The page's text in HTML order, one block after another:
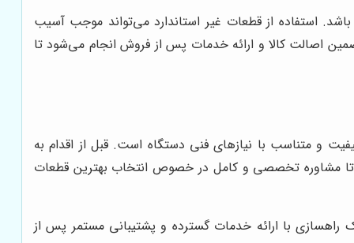
استفاده از قطعات غیر استاندارد می‌تواند موجب آسیب
اصالت کالا و ارائه خدمات پس از فروش انجام می‌شود تا
و متناسب با نیازهای فنی دستگاه است. قبل از اقدام به
تا مشاوره تخصصی و کامل در خصوص انتخاب بهترین قطعات
با ارائه خدمات گسترده و پشتیبانی مستمر پس از